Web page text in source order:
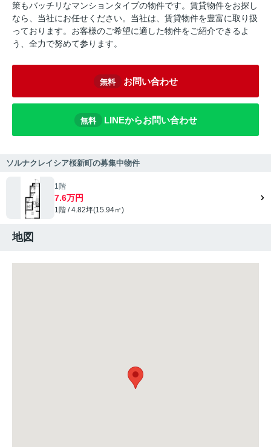
策もバッチリなマンションタイプの物件です。賃貸物件をお探し
なら、当社にお任せください。当社は、賃貸物件を豊富に取り扱
っております。お客様のご希望に適した物件をご紹介できるよ
う、全力で努めて参ります。
無料 お問い合わせ
無料 LINEからお問い合わせ
ソルナクレイシア桜新町の募集中物件
1階
7.6万円
1階 / 4.82坪(15.94㎡)
地図